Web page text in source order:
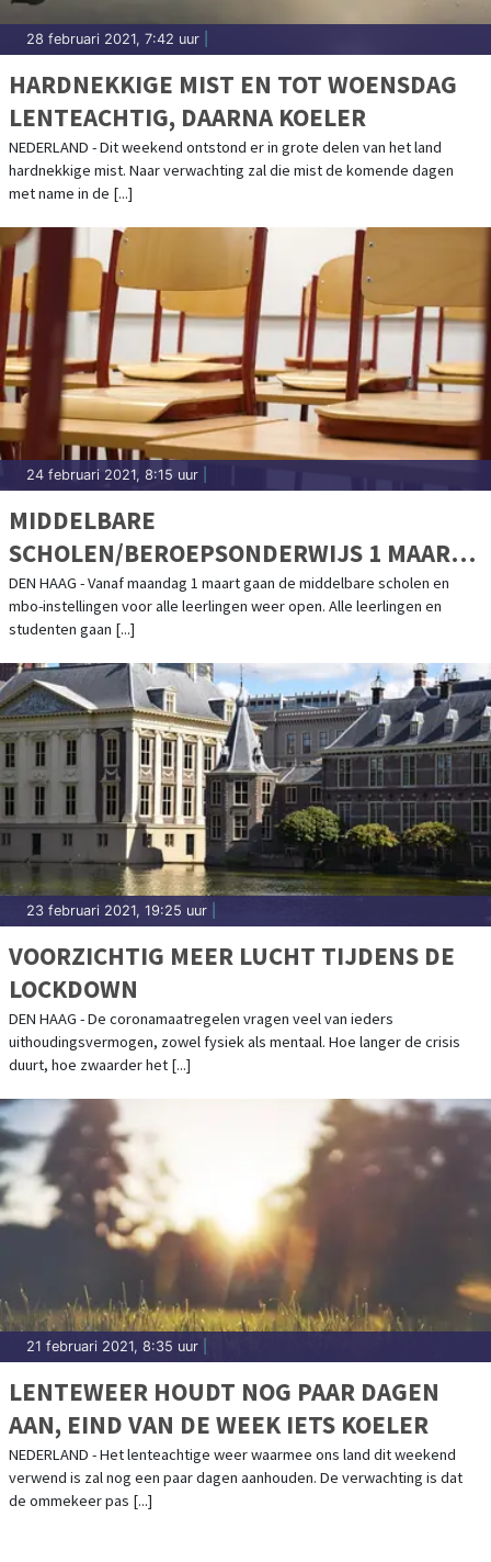
28 februari 2021, 7:42 uur
HARDNEKKIGE MIST EN TOT WOENSDAG
LENTEACHTIG, DAARNA KOELER
NEDERLAND - Dit weekend ontstond er in grote delen van het land
hardnekkige mist. Naar verwachting zal die mist de komende dagen
met name in de [...]
24 februari 2021, 8:15 uur
MIDDELBARE
SCHOLEN/BEROEPSONDERWIJS 1 MAART
WEER OPEN. WAT BETEKENT DAT?
DEN HAAG - Vanaf maandag 1 maart gaan de middelbare scholen en
mbo-instellingen voor alle leerlingen weer open. Alle leerlingen en
studenten gaan [...]
23 februari 2021, 19:25 uur
VOORZICHTIG MEER LUCHT TIJDENS DE
LOCKDOWN
DEN HAAG - De coronamaatregelen vragen veel van ieders
uithoudingsvermogen, zowel fysiek als mentaal. Hoe langer de crisis
duurt, hoe zwaarder het [...]
21 februari 2021, 8:35 uur
LENTEWEER HOUDT NOG PAAR DAGEN
AAN, EIND VAN DE WEEK IETS KOELER
NEDERLAND - Het lenteachtige weer waarmee ons land dit weekend
verwend is zal nog een paar dagen aanhouden. De verwachting is dat
de ommekeer pas [...]